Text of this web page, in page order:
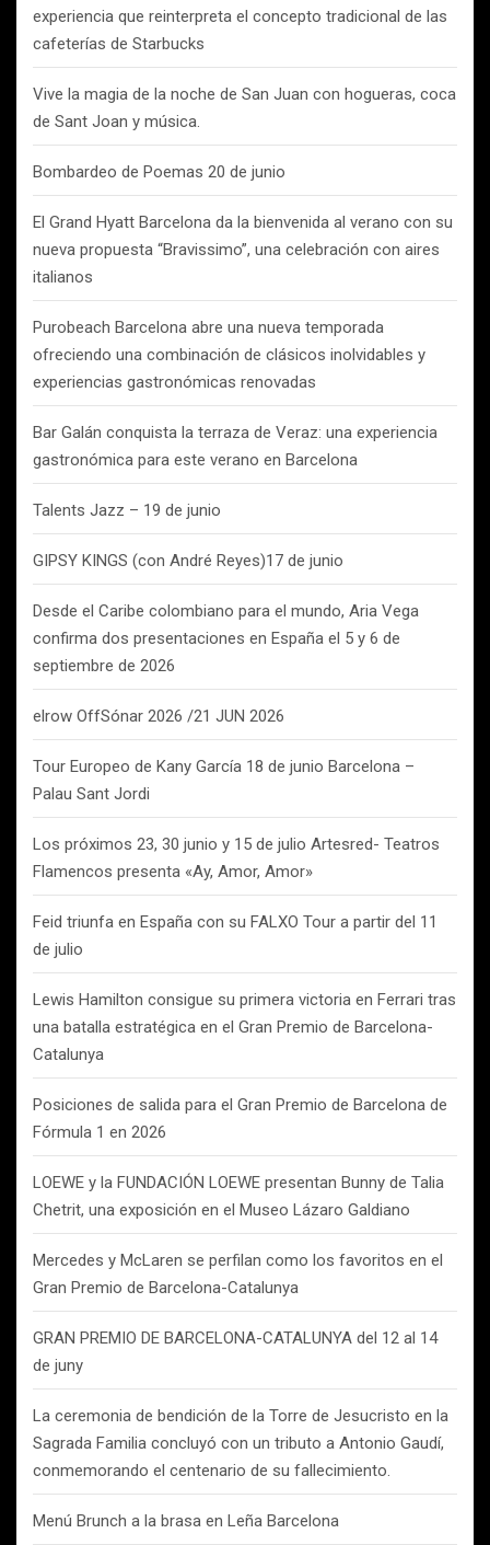
experiencia que reinterpreta el concepto tradicional de las
cafeterías de Starbucks
Vive la magia de la noche de San Juan con hogueras, coca
de Sant Joan y música.
Bombardeo de Poemas 20 de junio
El Grand Hyatt Barcelona da la bienvenida al verano con su
nueva propuesta “Bravissimo”, una celebración con aires
italianos
Purobeach Barcelona abre una nueva temporada
ofreciendo una combinación de clásicos inolvidables y
experiencias gastronómicas renovadas
Bar Galán conquista la terraza de Veraz: una experiencia
gastronómica para este verano en Barcelona
Talents Jazz – 19 de junio
GIPSY KINGS (con André Reyes)17 de junio
Desde el Caribe colombiano para el mundo, Aria Vega
confirma dos presentaciones en España el 5 y 6 de
septiembre de 2026
elrow OffSónar 2026 /21 JUN 2026
Tour Europeo de Kany García 18 de junio Barcelona –
Palau Sant Jordi
Los próximos 23, 30 junio y 15 de julio Artesred- Teatros
Flamencos presenta «Ay, Amor, Amor»
Feid triunfa en España con su FALXO Tour a partir del 11
de julio
Lewis Hamilton consigue su primera victoria en Ferrari tras
una batalla estratégica en el Gran Premio de Barcelona-
Catalunya
Posiciones de salida para el Gran Premio de Barcelona de
Fórmula 1 en 2026
LOEWE y la FUNDACIÓN LOEWE presentan Bunny de Talia
Chetrit, una exposición en el Museo Lázaro Galdiano
Mercedes y McLaren se perfilan como los favoritos en el
Gran Premio de Barcelona-Catalunya
GRAN PREMIO DE BARCELONA-CATALUNYA del 12 al 14
de juny
La ceremonia de bendición de la Torre de Jesucristo en la
Sagrada Familia concluyó con un tributo a Antonio Gaudí,
conmemorando el centenario de su fallecimiento.
Menú Brunch a la brasa en Leña Barcelona